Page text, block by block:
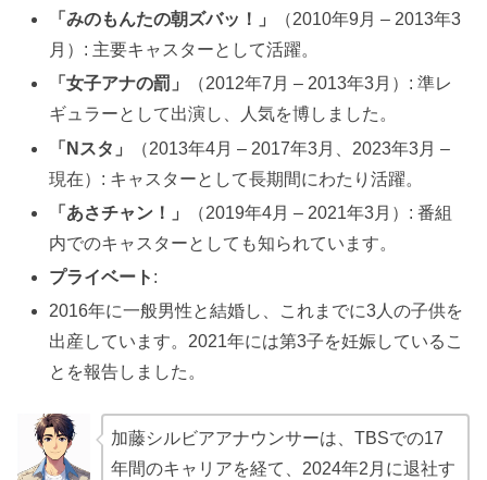
「みのもんたの朝ズバッ！」
（2010年9月 – 2013年3
月）: 主要キャスターとして活躍。
「女子アナの罰」
（2012年7月 – 2013年3月）: 準レ
ギュラーとして出演し、人気を博しました。
「Nスタ」
（2013年4月 – 2017年3月、2023年3月 –
現在）: キャスターとして長期間にわたり活躍。
「あさチャン！」
（2019年4月 – 2021年3月）: 番組
内でのキャスターとしても知られています。
プライベート :
2016年に一般男性と結婚し、これまでに3人の子供を
出産しています。2021年には第3子を妊娠しているこ
とを報告しました。
加藤シルビアアナウンサーは、TBSでの17
年間のキャリアを経て、2024年2月に退社す